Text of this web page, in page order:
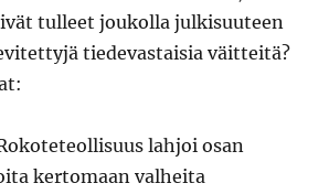
tulleet joukolla julkisuuteen
tiedevastaisia väitteitä?
lahjoi osan
kertomaan valheita